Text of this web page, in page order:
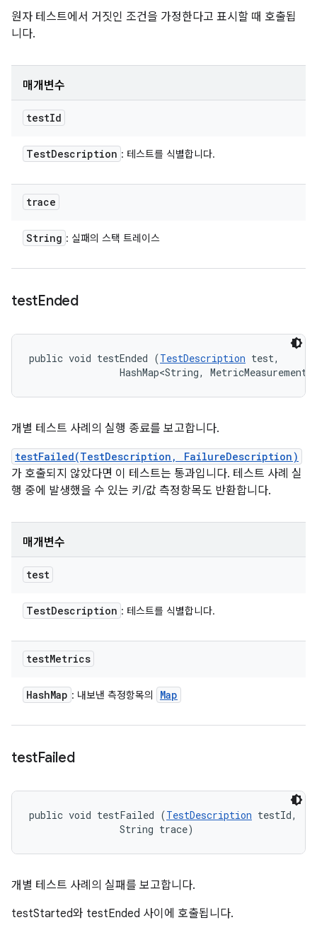
원자 테스트에서 거짓인 조건을 가정한다고 표시할 때 호출됩
니다.
매개변수
testId
TestDescription : 테스트를 식별합니다.
trace
String : 실패의 스택 트레이스
testEnded
public void testEnded (TestDescription test,
HashMap<String,
개별 테스트 사례의 실행 종료를 보고합니다.
testFailed(TestDescription, FailureDescription)
가 호출되지 않았다면 이 테스트는 통과입니다. 테스트 사례 실
행 중에 발생했을 수 있는 키/값 측정항목도 반환합니다.
매개변수
test
TestDescription : 테스트를 식별합니다.
testMetrics
HashMap : 내보낸 측정항목의 Map
testFailed
public void testFailed (TestDescription testId,
                String trace)
개별 테스트 사례의 실패를 보고합니다.
testStarted와 testEnded 사이에 호출됩니다.